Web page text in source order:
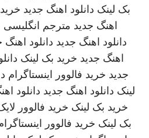
بک لینک دانلود اهنگ جدید
اهنگ جدید مترجم
دانلود اهنگ جدید دانلود اهنگ
اهنگ جدید خرید بک لینک
جدید خرید فالوور اینستاگرام
لینک دانلود اهنگ جدید دانلود
خرید بک لینک خرید فالوور
بک لینک خرید فالوور